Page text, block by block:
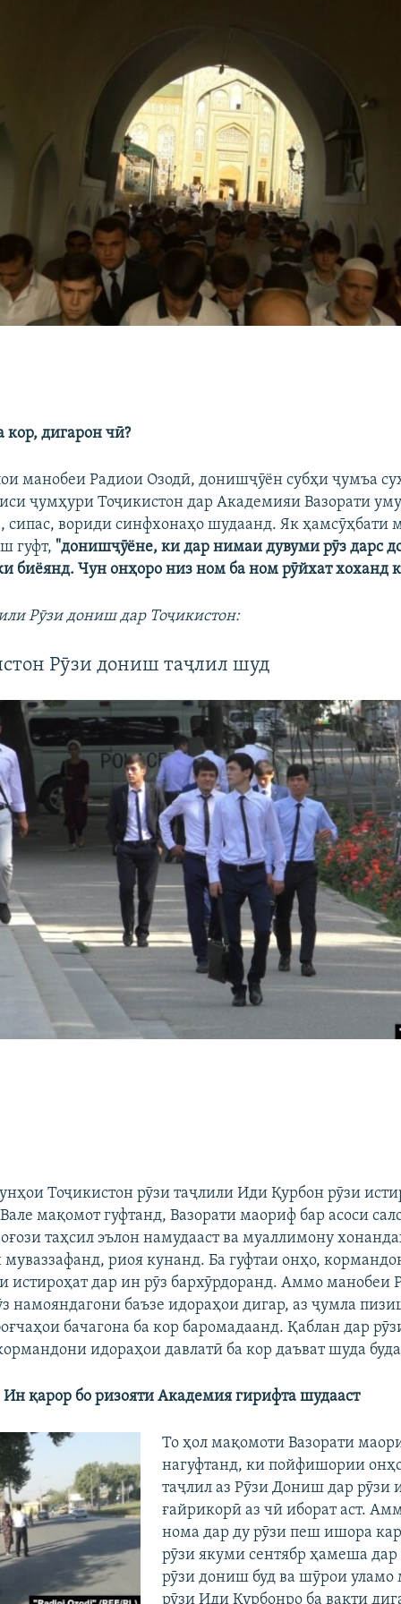
дигарон чӣ?
манобеи Радиои Озодӣ, донишҷӯён субҳи ҷумъа
ҷумҳури Тоҷикистон дар Академияи Вазорати
сипас, вориди синфхонаҳо шудаанд. Як ҳамсӯҳбати
гуфт, "донишҷӯёне, ки дар нимаи дувуми рӯз дарс
биёянд. Чун онҳоро низ ном ба ном рӯйхат хоханд
Рӯзи дониш дар Тоҷикистон:
Рӯзи дониш таҷлил шуд
Тоҷикистон рӯзи таҷлили Иди Қурбон рӯзи
мақомот гуфтанд, Вазорати маориф бар асоси
таҳсил эълон намудааст ва муаллимону
риоя кунанд. Ба гуфтаи онҳо,
истироҳат дар ин рӯз бархӯрдоранд. Аммо манобеи
намояндагони баъзе идораҳои дигар, аз ҷумла
бачагона ба кор баромадаанд. Қаблан дар
идораҳои давлатӣ ба кор даъват шуда
қарор бо ризояти Академия гирифта шудааст
То ҳол мақомоти Вазорати
нагуфтанд, ки пойфишории
таҷлил аз Рӯзи Дониш дар рӯзи
ғайрикорӣ аз чӣ иборат аст.
нома дар ду рӯзи пеш ишора
рӯзи якуми сентябр ҳамеша дар
рӯзи дониш буд ва шӯрои уламо
рӯзи Иди Қурбонро ба вақти